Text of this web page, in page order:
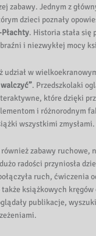
zabawy. Jednym z
dzieci poznały
. Historia stała się
i niezwykłej mocy
udział w
. Przedszkolaki
które dzięki
i różnorodnym
wszystkimi zmysłami.
zabawy ruchowe,
radości przyniosła
ruch, ćwiczenia
książkowych
publikacje,